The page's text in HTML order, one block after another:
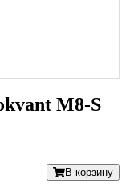
M8-S
В корзину